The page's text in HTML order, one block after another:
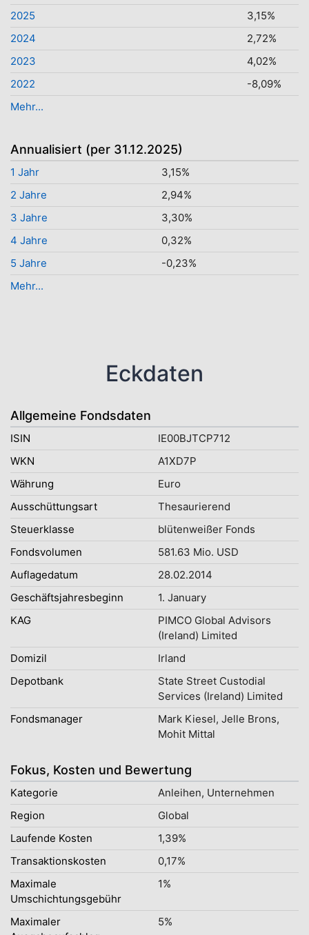
2025
3,15%
2024
2,72%
2023
4,02%
2022
-8,09%
Mehr...
Annualisiert (per 31.12.2025)
1 Jahr
3,15%
2 Jahre
2,94%
3 Jahre
3,30%
4 Jahre
0,32%
5 Jahre
-0,23%
Mehr...
Eckdaten
Allgemeine Fondsdaten
ISIN
IE00BJTCP712
WKN
A1XD7P
Währung
Euro
Ausschüttungsart
Thesaurierend
Steuerklasse
blütenweißer Fonds
Fondsvolumen
581.63 Mio. USD
Auflagedatum
28.02.2014
Geschäftsjahresbeginn
1. January
KAG
PIMCO Global Advisors
(Ireland) Limited
Domizil
Irland
Depotbank
State Street Custodial
Services (Ireland) Limited
Fondsmanager
Mark Kiesel, Jelle Brons,
Mohit Mittal
Fokus, Kosten und Bewertung
Kategorie
Anleihen, Unternehmen
Region
Global
Laufende Kosten
1,39%
Transaktionskosten
0,17%
Maximale
Umschichtungsgebühr
1%
Maximaler
5%